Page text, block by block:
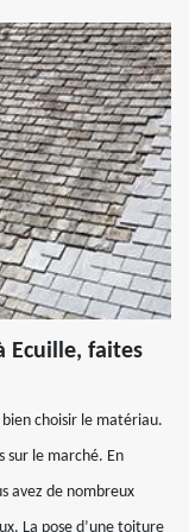
Ecuille, faites
choisir le matériau.
sur le marché. En
avez de nombreux
La pose d’une toiture